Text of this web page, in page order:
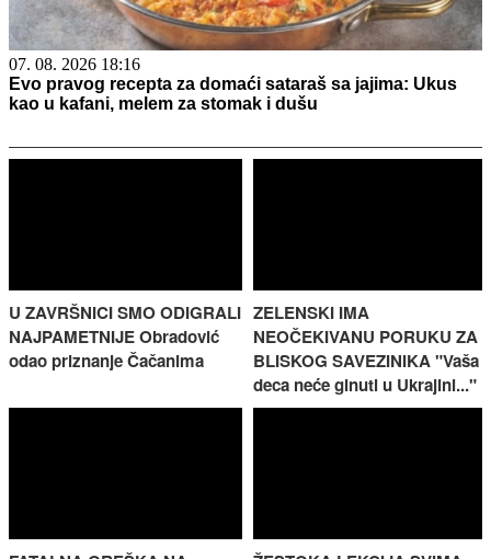
07. 08. 2026 18:16
Evo pravog recepta za domaći sataraš sa jajima: Ukus
kao u kafani, melem za stomak i dušu
U ZAVRŠNICI SMO ODIGRALI
NAJPAMETNIJE Obradović
odao priznanje Čačanima
ZELENSKI IMA
NEOČEKIVANU PORUKU ZA
BLISKOG SAVEZINIKA "Vaša
deca neće ginuti u Ukrajini..."